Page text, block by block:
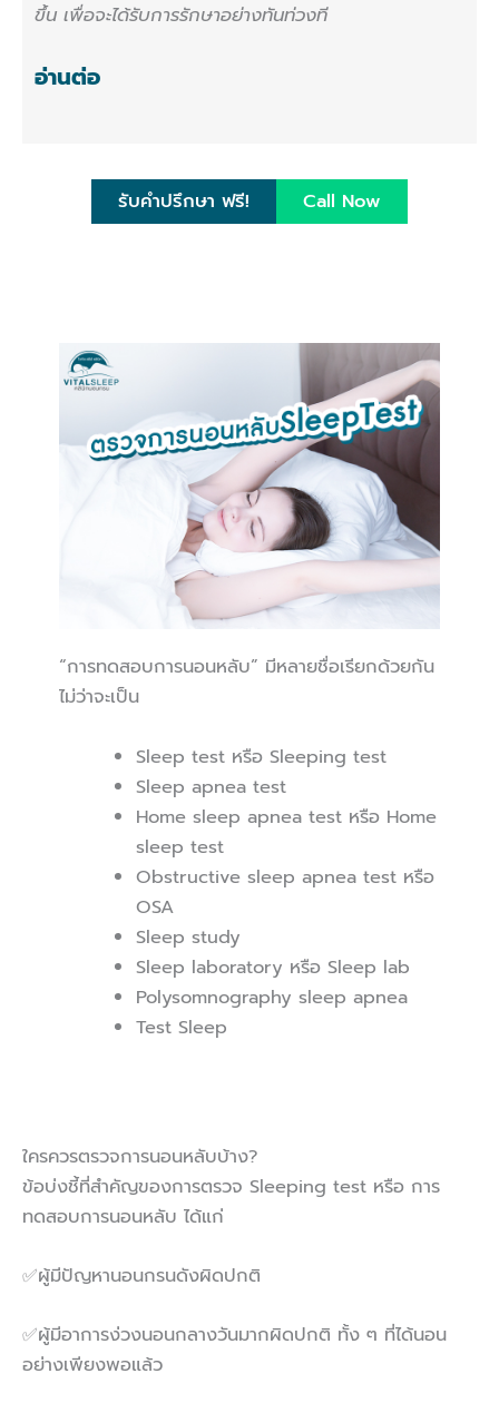
ขึ้น เพื่อจะได้รับการรักษาอย่างทันท่วงที
อ่านต่อ
รับคำปรึกษา ฟรี! Call Now
“การทดสอบการนอนหลับ” มีหลายชื่อเรียกด้วยกัน
ไม่ว่าจะเป็น
Sleep test หรือ Sleeping test
Sleep apnea test
Home sleep apnea test หรือ Home
sleep test
Obstructive sleep apnea test หรือ
OSA
Sleep study
Sleep laboratory หรือ Sleep lab
Polysomnography sleep apnea
Test Sleep
ใครควรตรวจการนอนหลับบ้าง?
ข้อบ่งชี้ที่สำคัญของการตรวจ Sleeping test หรือ การ
ทดสอบการนอนหลับ ได้แก่
✅ผู้มีปัญหานอนกรนดังผิดปกติ
✅ผู้มีอาการง่วงนอนกลางวันมากผิดปกติ ทั้ง ๆ ที่ได้นอน
อย่างเพียงพอแล้ว